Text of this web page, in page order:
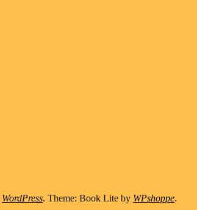
WordPress. Theme: Book Lite by WPshoppe.